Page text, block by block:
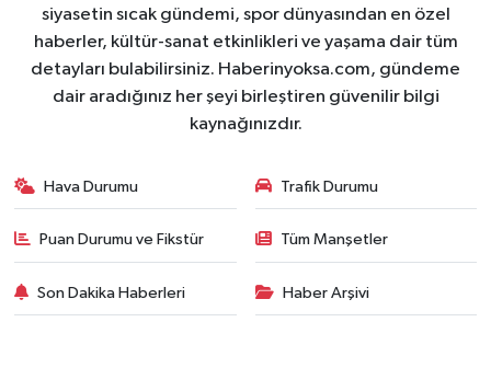
siyasetin sıcak gündemi, spor dünyasından en özel
haberler, kültür-sanat etkinlikleri ve yaşama dair tüm
detayları bulabilirsiniz. Haberinyoksa.com, gündeme
dair aradığınız her şeyi birleştiren güvenilir bilgi
kaynağınızdır.
Hava Durumu Trafik Durumu
Puan Durumu ve Fikstür Tüm Manşetler
Son Dakika Haberleri Haber Arşivi